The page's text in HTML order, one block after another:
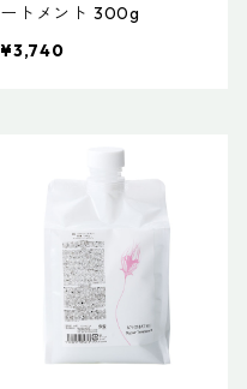
ートメント 300g
¥3,740